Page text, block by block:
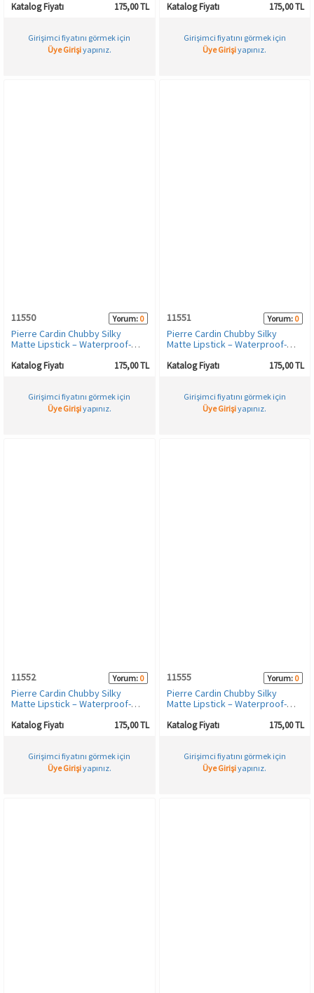
Rose-356
Katalog Fiyatı 175,00 TL
Girişimci fiyatını görmek için
Üye Girişiyapınız.
Rose-406
Katalog Fiyatı 175,00 TL
Girişimci fiyatını görmek için
Üye Girişiyapınız.
11550 Yorum: 0
Pierre Cardin Chubby Silky
Matte Lipstick – Waterproof-
Ruj-Coffee-606
Katalog Fiyatı 175,00 TL
Girişimci fiyatını görmek için
Üye Girişiyapınız.
11551 Yorum: 0
Pierre Cardin Chubby Silky
Matte Lipstick – Waterproof-
Ruj-Cherry-607
Katalog Fiyatı 175,00 TL
Girişimci fiyatını görmek için
Üye Girişiyapınız.
11552 Yorum: 0
Pierre Cardin Chubby Silky
Matte Lipstick – Waterproof-
Ruj-Bourdaux-608
Katalog Fiyatı 175,00 TL
Girişimci fiyatını görmek için
Üye Girişiyapınız.
11555 Yorum: 0
Pierre Cardin Chubby Silky
Matte Lipstick – Waterproof-
Ruj-Terracotta-611
Katalog Fiyatı 175,00 TL
Girişimci fiyatını görmek için
Üye Girişiyapınız.